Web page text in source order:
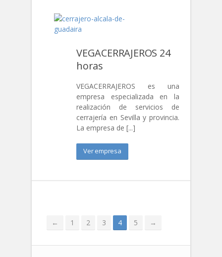
VEGACERRAJEROS 24
horas
VEGACERRAJEROS es una
empresa especializada en la
realización de servicios de
cerrajería en Sevilla y provincia.
La empresa de [...]
Ver empresa
← 1 2 3 4 5 →